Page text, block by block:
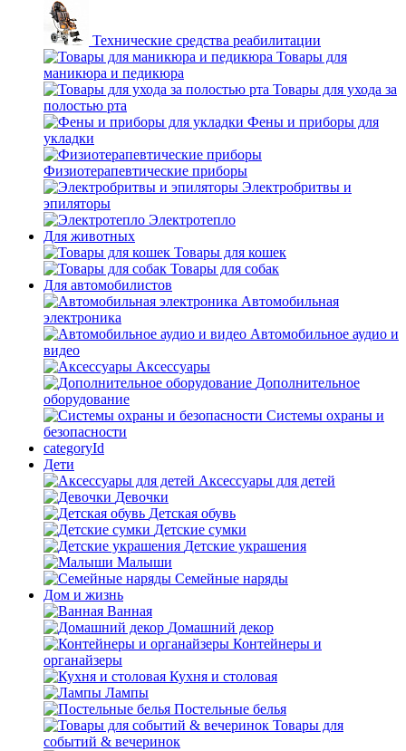
Технические средства реабилитации
Товары для
маникюра и педикюра
Товары для ухода за
полостью рта
Фены и приборы для
укладки
Физиотерапевтические приборы
Электробритвы и
эпиляторы
Электротепло
Для животных
Товары для кошек
Товары для собак
Для автомобилистов
Автомобильная
электроника
Автомобильное аудио и
видео
Аксессуары
Дополнительное
оборудование
Системы охраны и
безопасности
categoryId
Дети
Аксессуары для детей
Девочки
Детская обувь
Детские сумки
Детские украшения
Малыши
Семейные наряды
Дом и жизнь
Ванная
Домашний декор
Контейнеры и
органайзеры
Кухня и столовая
Лампы
Постельные белья
Товары для
событий & вечеринок